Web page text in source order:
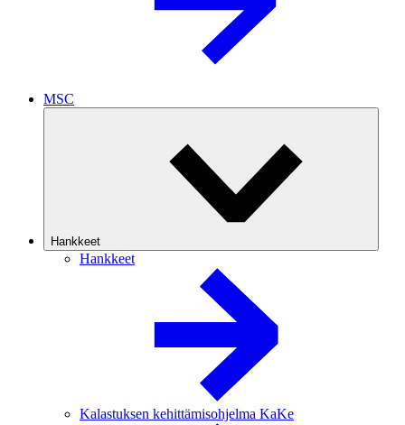
MSC
Hankkeet
Hankkeet
Kalastuksen kehittämisohjelma KaKe